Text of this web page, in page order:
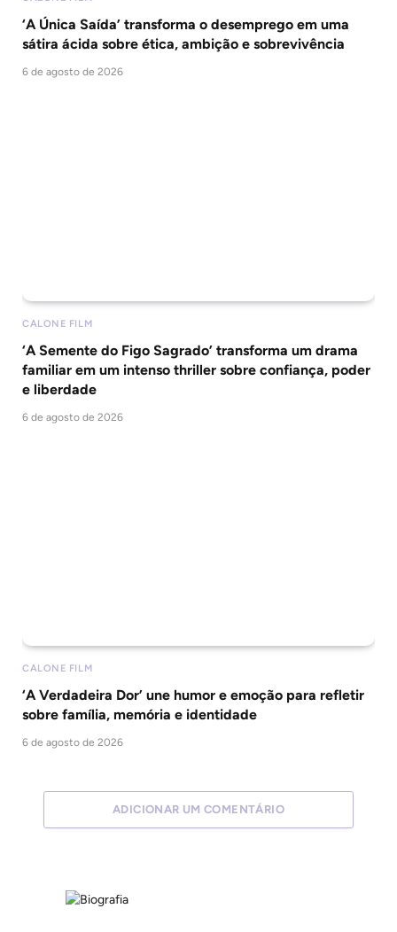
‘A Única Saída’ transforma o desemprego em uma
sátira ácida sobre ética, ambição e sobrevivência
6 de agosto de 2026
CALONE FILM
‘A Semente do Figo Sagrado’ transforma um drama
familiar em um intenso thriller sobre confiança, poder
e liberdade
6 de agosto de 2026
CALONE FILM
‘A Verdadeira Dor’ une humor e emoção para refletir
sobre família, memória e identidade
6 de agosto de 2026
ADICIONAR UM COMENTÁRIO